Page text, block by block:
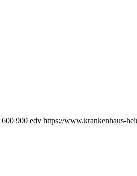
600 900 edv https://www.krankenhaus-